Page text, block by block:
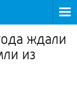
ждали
из